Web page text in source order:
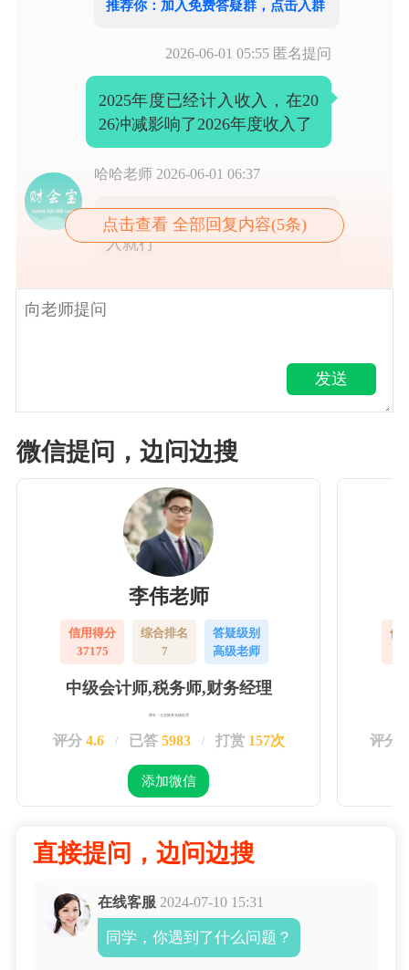
推荐你：加入免费答疑群，点击入群
2026-06-01 05:55 匿名提问
2025年度已经计入收入，在20
26冲减影响了2026年度收入了
哈哈老师 2026-06-01 06:37
对这种情况往往冲减2026年收
入就行
点击查看 全部回复内容(5条)
发送
微信提问，边问边搜
李伟老师
信用得分
37175
综合排名
7
答疑级别
高级老师
中级会计师,税务师,财务经理
擅长：企业账务实操处理
评分 4.6 / 已答 5983 / 打赏 157次
添加微信
信
评分
直接提问，边问边搜
在线客服 2024-07-10 15:31
同学，你遇到了什么问题？